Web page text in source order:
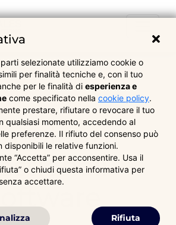
Medici Gestionali Software
selezionate utilizziamo cookie o
per finalità tecniche e, con il tuo
per le finalità di esperienza e
come specificato nella cookie policy.
prestare, rifiutare o revocare il tuo
qualsiasi momento, accedendo al
preferenze. Il rifiuto del consenso può
disponibili le relative funzioni.
“Accetta” per acconsentire. Usa il
o chiudi questa informativa per
accettare.
Rifiuta